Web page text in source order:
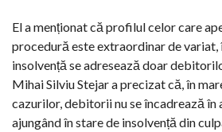
El a menționat că profilul celor care
procedură este extraordinar de variat,
insolvență se adresează doar
Mihai Silviu Stejar a precizat că, în
cazurilor, debitorii nu se încadrează în
ajungând în stare de insolvență din